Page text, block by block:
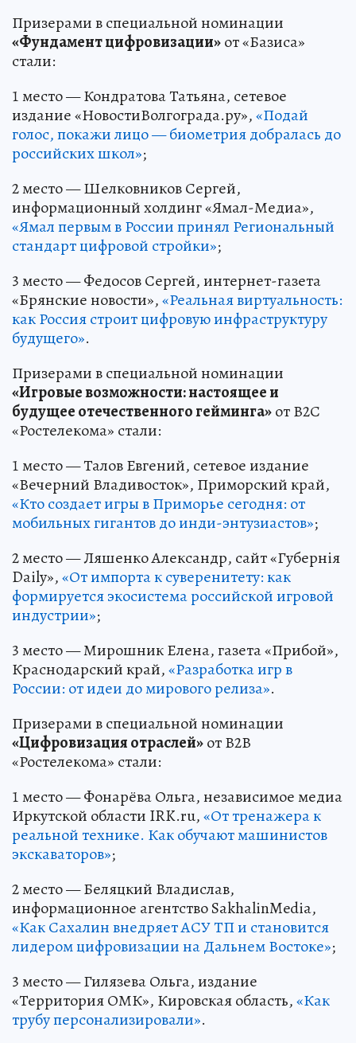
Призерами в специальной номинации
«Фундамент цифровизации»от «Базиса»
стали:
1 место — Кондратова Татьяна, сетевое
издание «НовостиВолгограда.ру»,«Подай
голос, покажи лицо — биометрия добралась до
российских школ»;
2 место — Шелковников Сергей,
информационный холдинг «Ямал-Медиа»,
«Ямал первым в России принял Региональный
стандарт цифровой стройки»;
3 место — Федосов Сергей, интернет-газета
«Брянские новости»,«Реальная виртуальность:
как Россия строит цифровую инфраструктуру
будущего».
Призерами в специальной номинации
«Игровые возможности: настоящее и
будущее отечественного гейминга»от В2С
«Ростелекома» стали:
1 место — Талов Евгений, сетевое издание
«Вечерний Владивосток», Приморский край,
«Кто создает игры в Приморье сегодня: от
мобильных гигантов до инди-энтузиастов»;
2 место — Ляшенко Александр, сайт «Губернiя
Daily»,«От импорта к суверенитету: как
формируется экосистема российской игровой
индустрии»;
3 место — Мирошник Елена, газета «Прибой»,
Краснодарский край,«Разработка игр в
России: от идеи до мирового релиза».
Призерами в специальной номинации
«Цифровизация отраслей»от В2В
«Ростелекома» стали:
1 место — Фонарёва Ольга, независимое медиа
Иркутской области IRK.ru,«От тренажера к
реальной технике. Как обучают машинистов
экскаваторов»;
2 место — Беляцкий Владислав,
информационное агентство SakhalinMedia,
«Как Сахалин внедряет АСУ ТП и становится
лидером цифровизации на Дальнем Востоке»;
3 место — Гилязева Ольга, издание
«Территория ОМК», Кировская область,«Как
трубу персонализировали».